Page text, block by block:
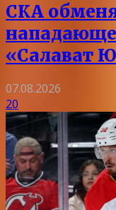
СКА
«Салават
07.08.2026
20